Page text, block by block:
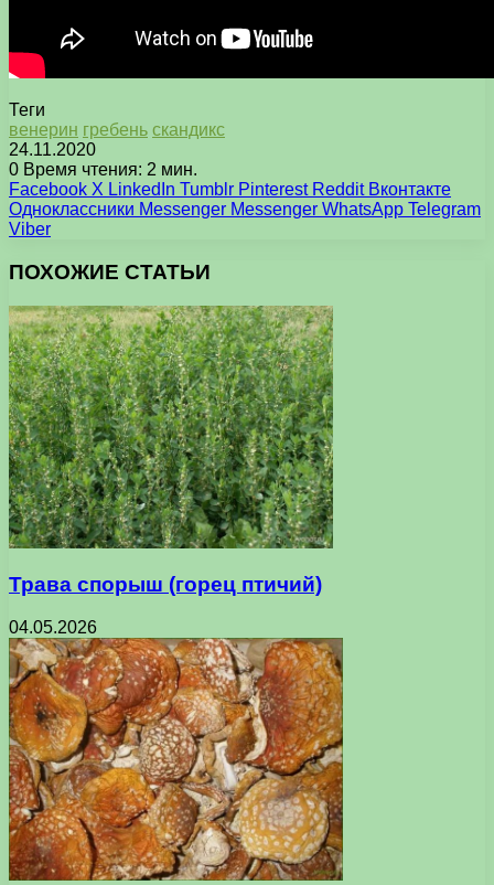
Теги
венерин гребень скандикс
24.11.2020
0 Время чтения: 2 мин.
Facebook X LinkedIn Tumblr Pinterest Reddit Вконтакте
Одноклассники Messenger Messenger WhatsApp Telegram
Viber
ПОХОЖИЕ СТАТЬИ
Трава спорыш (горец птичий)
04.05.2026